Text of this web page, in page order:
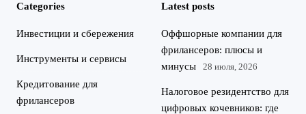
Categories
Инвестиции и сбережения
Инструменты и сервисы
Кредитование для
фрилансеров
Latest posts
Оффшорные компании для
фрилансеров: плюсы и
минусы
28 июля, 2026
Налоговое резидентство для
цифровых кочевников: где